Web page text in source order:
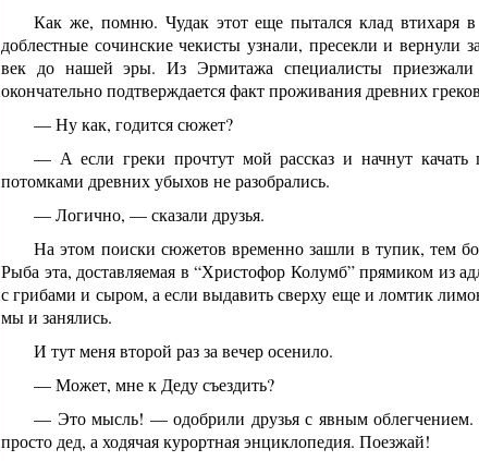
Как же, помню. Чудак этот еще пытался клад втихаря
доблестные сочинские чекисты узнали, пресекли и вернули
век до нашей эры. Из Эрмитажа специалисты
окончательно подтверждается факт проживания древних
— Ну как, годится сюжет?
— А если греки прочтут мой рассказ и начнут
потомками древних убыхов не разобрались.
— Логично, — сказали друзья.
На этом поиски сюжетов временно зашли в тупик, тем
Рыба эта, доставляемая в “Христофор Колумб” прямиком из
с грибами и сыром, а если выдавить сверху еще и ломтик
мы и занялись.
И тут меня второй раз за вечер осенило.
— Может, мне к Деду съездить?
— Это мысль! — одобрили друзья с явным
просто дед, а ходячая курортная энциклопедия. Поезжай!